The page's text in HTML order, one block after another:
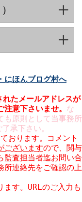
） click to
contents
れた メールアドレスが
意下さいませ。 な
も原則として当事務所
承下さい。
おります。コメント
ございますので、関与
監査担当者迄お問い合
所連絡先をご確認の上
す。URLのご入力も